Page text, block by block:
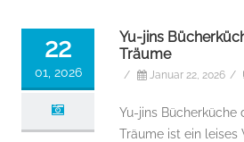
22
01, 2026
Yu-jins
Träume
/ Januar 22, 2026 /
Yu-jins Bücherküche
Träume ist ein leises